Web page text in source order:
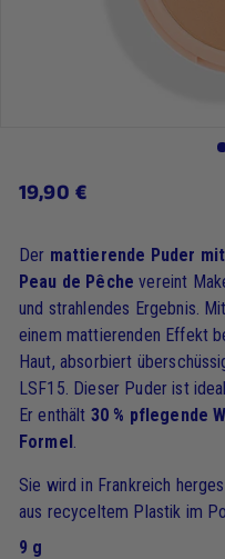
Regulärer
19,90 €19,90
Der mattierende Puder mit
Peau de Pêchevereint
und strahlendes Ergebnis.
einem mattierenden Effekt
Haut, absorbiert
LSF15. Dieser Puder ist
Er enthält 30 % pflegende
Formel.
Sie wird in Frankreich
aus recyceltem Plastik im
9 g